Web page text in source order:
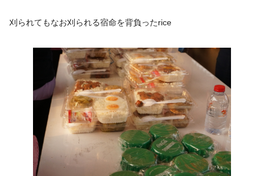
刈られてもなお刈られる宿命を背負ったrice